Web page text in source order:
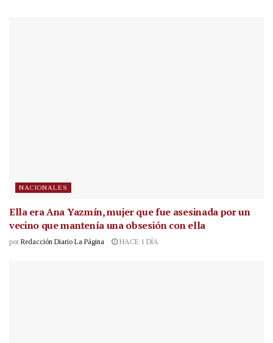
NACIONALES
Ella era Ana Yazmín, mujer que fue asesinada por un
vecino que mantenía una obsesión con ella
por Redacción Diario La Página HACE 1 DÍA